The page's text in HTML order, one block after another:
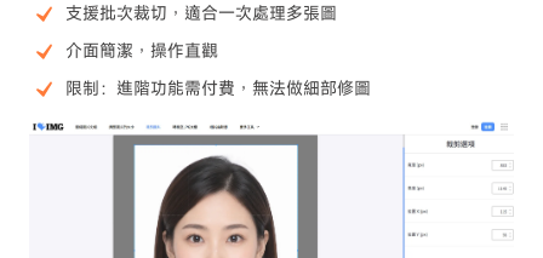
支援批次裁切，適合一次處理多張圖
介面簡潔，操作直觀
限制：進階功能需付費，無法做細部修圖